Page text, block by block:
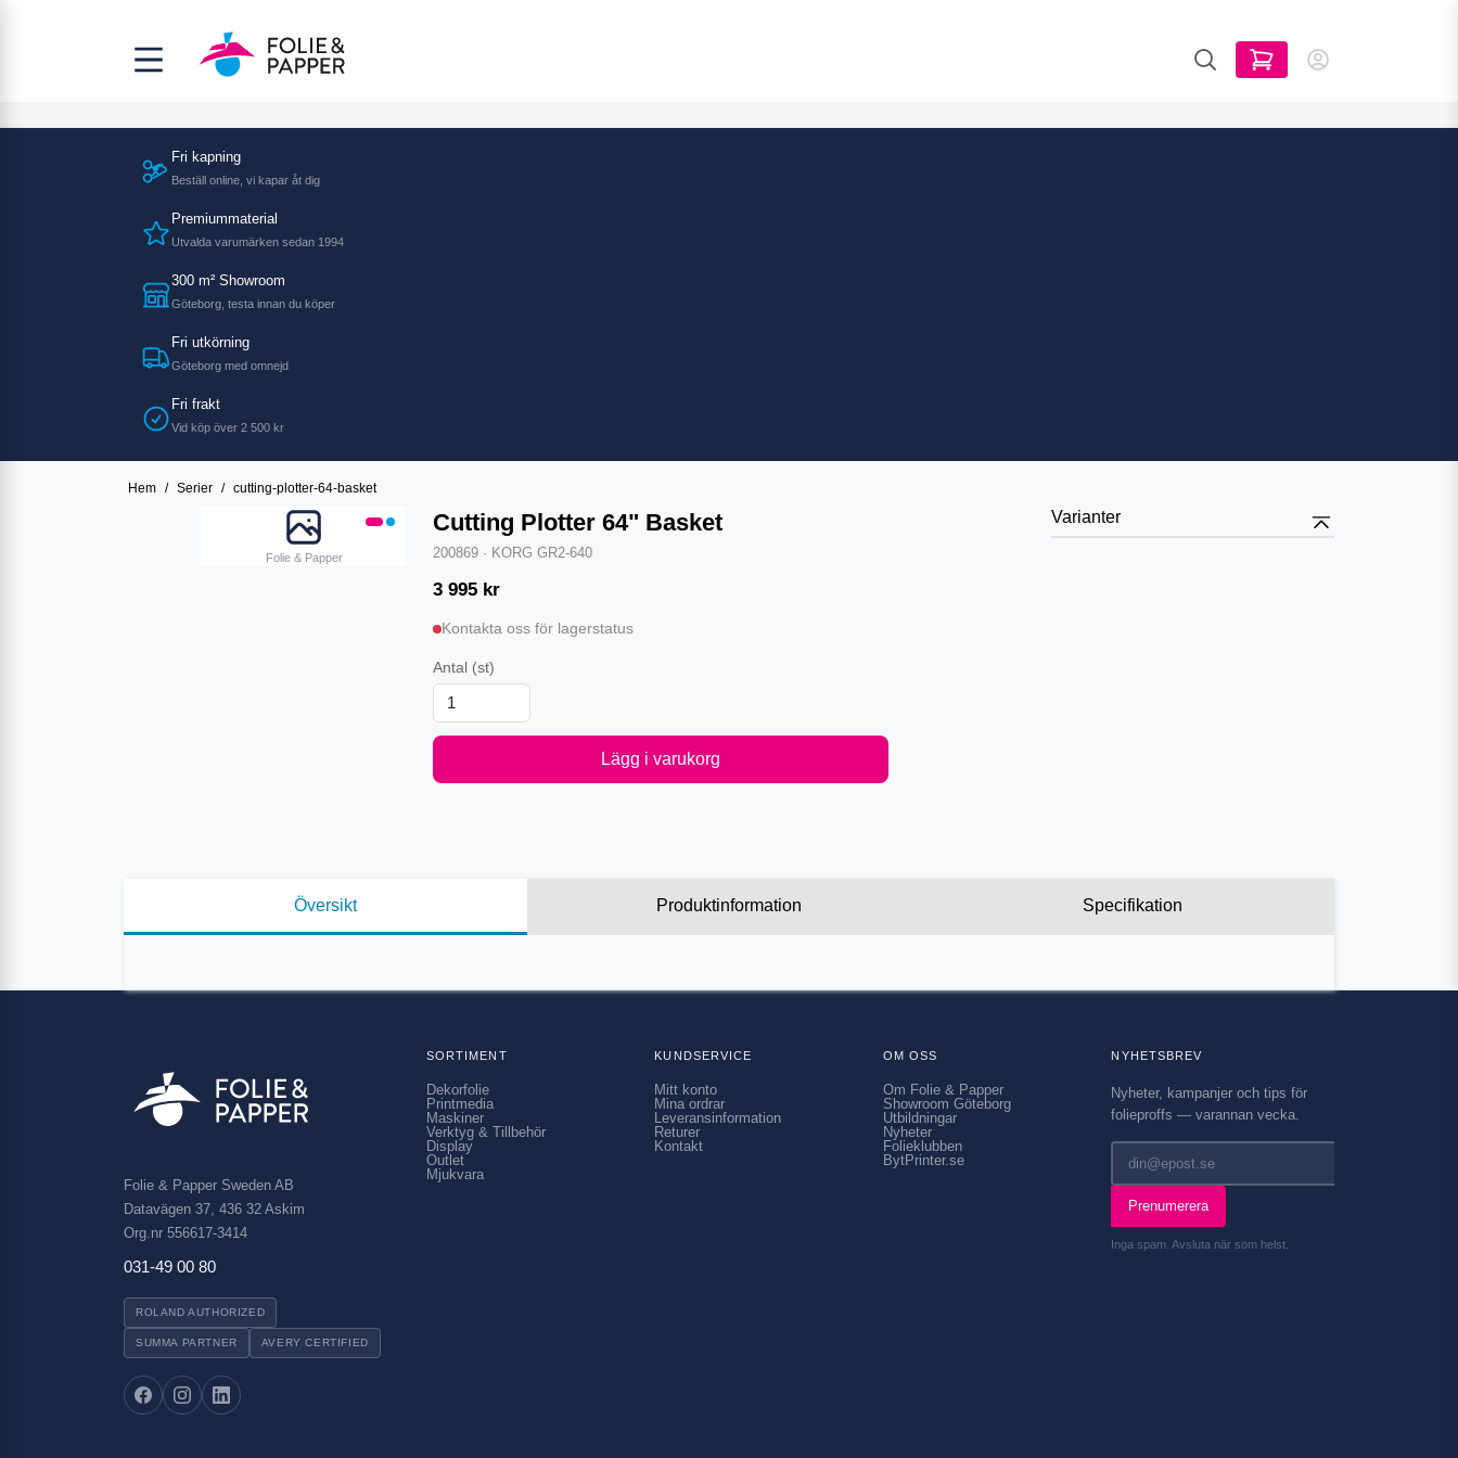
Fri kapning
Beställ online, vi kapar åt dig
Premiummaterial
Utvalda varumärken sedan 1994
300 m² Showroom
Göteborg, testa innan du köper
Fri utkörning
Göteborg med omnejd
Fri frakt
Vid köp över 2 500 kr
Hem / Serier / cutting-plotter-64-basket
Folie & Papper
Cutting Plotter 64" Basket
200869 · KORG GR2-640
3 995 kr
Kontakta oss för lagerstatus
Antal (st)
Lägg i varukorg
Varianter
Översikt Produktinformation Specifikation
Folie & Papper Sweden AB
Datavägen 37, 436 32 Askim
Org.nr 556617-3414
031-49 00 80
ROLAND AUTHORIZED
SUMMA PARTNER AVERY CERTIFIED
SORTIMENT
Dekorfolie
Printmedia
Maskiner
Verktyg & Tillbehör
Display
Outlet
Mjukvara
KUNDSERVICE
Mitt konto
Mina ordrar
Leveransinformation
Returer
Kontakt
OM OSS
Om Folie & Papper
Showroom Göteborg
Utbildningar
Nyheter
Folieklubben
BytPrinter.se
NYHETSBREV
Nyheter, kampanjer och tips för
folieproffs — varannan vecka.
Prenumerera
Inga spam. Avsluta när som helst.